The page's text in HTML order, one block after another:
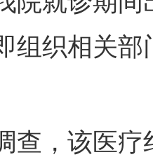
组织相关
，该医疗